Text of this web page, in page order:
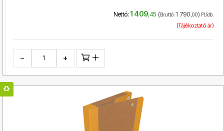
Nettó: 1 409,45 (Bruttó:1 790,00) Ft/db.
(Tájékoztató ár)
− +